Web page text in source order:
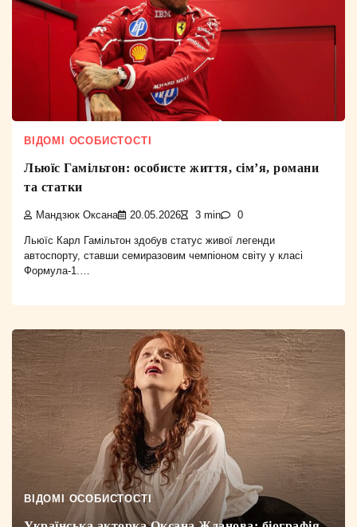
ВІДОМІ ОСОБИСТОСТІ
Льюїс Гамільтон: особисте життя, сім’я, романи
та статки
Мандзюк Оксана 20.05.2026 3 min 0
Льюїс Карл Гамільтон здобув статус живої легенди
автоспорту, ставши семиразовим чемпіоном світу у класі
Формула-1.…
ВІДОМІ ОСОБИСТОСТІ